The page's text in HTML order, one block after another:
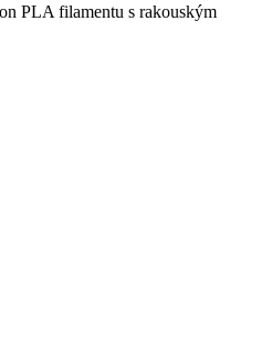
PLA filamentu s rakouským